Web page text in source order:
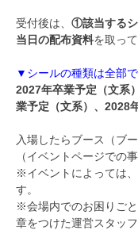
受付後は、 ①該当する
当日の配布資料を取って
▼シールの種類は全部
2027年卒業予定（文系
業予定（文系）、2028
入場したらブース（ブ
（イベントページでの
※イベントによっては
す。
※会場内でのお困りご
章をつけた運営スタッ